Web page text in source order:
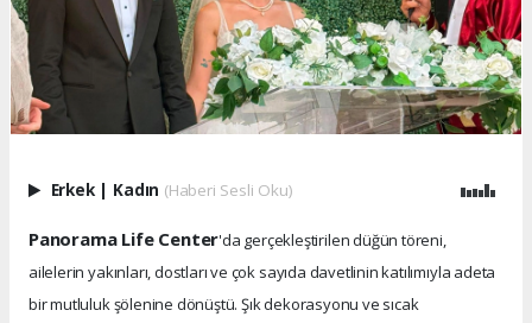
Erkek | Kadın (Haberi Sesli Oku)
Panorama Life Center'da gerçekleştirilen düğün töreni,
ailelerin yakınları, dostları ve çok sayıda davetlinin katılımıyla adeta
bir mutluluk şölenine dönüştü. Şık dekorasyonu ve sıcak